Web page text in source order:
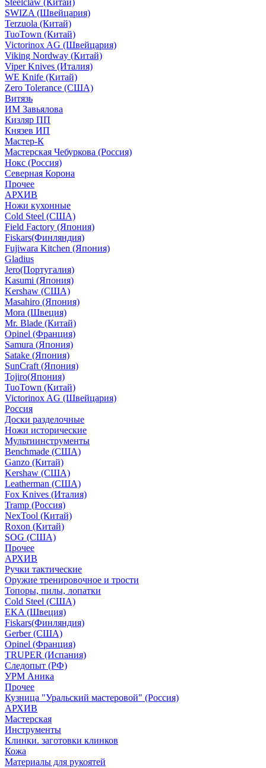
Steelclaw (Китай)
SWIZA (Швейцария)
Terzuola (Китай)
TuoTown (Китай)
Victorinox AG (Швейцария)
Viking Nordway (Китай)
Viper Knives (Италия)
WE Knife (Китай)
Zero Tolerance (США)
Витязь
ИМ Завьялова
Кизляр ПП
Князев ИП
Мастер-К
Мастерская Чебуркова (Россия)
Нокс (Россия)
Северная Корона
Прочее
АРХИВ
Ножи кухонные
Cold Steel (США)
Field Factory (Япония)
Fiskars(Финляндия)
Fujiwara Kitchen (Япония)
Gladius
Jero(Португалия)
Kasumi (Япония)
Kershaw (США)
Masahiro (Япония)
Mora (Швеция)
Mr. Blade (Китай)
Opinel (Франция)
Samura (Япония)
Satake (Япония)
SunCraft (Япония)
Tojiro(Япония)
TuoTown (Китай)
Victorinox AG (Швейцария)
Россия
Доски разделочные
Ножи исторические
Мультиинструменты
Benchmade (США)
Ganzo (Китай)
Kershaw (США)
Leatherman (США)
Fox Knives (Италия)
Tramp (Россия)
NexTool (Китай)
Roxon (Китай)
SOG (США)
Прочее
АРХИВ
Ручки тактические
Оружие тренировочное и трости
Топоры, пилы, лопатки
Cold Steel (США)
EKA (Швеция)
Fiskars(Финляндия)
Gerber (США)
Opinel (Франция)
TRUPER (Испания)
Следопыт (РФ)
УРМ Аника
Прочее
Кузница "Уральский мастеровой" (Россия)
АРХИВ
Мастерская
Инструменты
Клинки. заготовки клинков
Кожа
Материалы для рукоятей